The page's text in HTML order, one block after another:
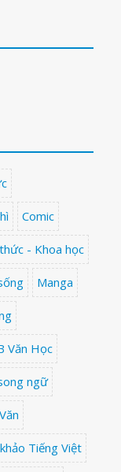
Comic
- Khoa học
Manga
Văn Học
ngữ
Tiếng Việt